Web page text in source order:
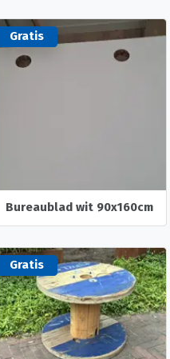
Gratis
Bureaublad wit 90x160cm
Gratis